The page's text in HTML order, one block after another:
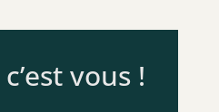
vous !